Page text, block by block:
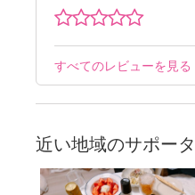
すべてのレビューを見る
近い地域のサポー